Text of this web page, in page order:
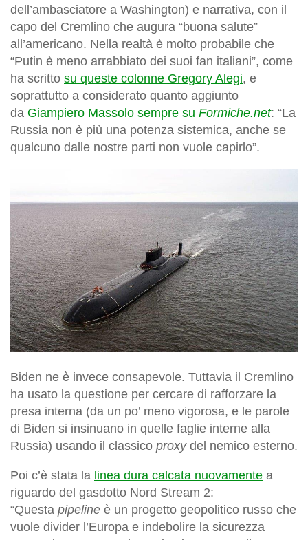
dell’ambasciatore a Washington) e narrativa, con il
capo del Cremlino che augura “buona salute”
all’americano. Nella realtà è molto probabile che
“Putin è meno arrabbiato dei suoi fan italiani”, come
ha scritto su queste colonne Gregory Alegi, e
soprattutto a considerato quanto aggiunto
da Giampiero Massolo sempre su Formiche.net: “La
Russia non è più una potenza sistemica, anche se
qualcuno dalle nostre parti non vuole capirlo”.
Biden ne è invece consapevole. Tuttavia il Cremlino
ha usato la questione per cercare di rafforzare la
presa interna (da un po’ meno vigorosa, e le parole
di Biden si insinuano in quelle faglie interne alla
Russia) usando il classico proxydel nemico esterno.
Poi c’è stata la linea dura calcata nuovamente a
riguardo del gasdotto Nord Stream 2:
“Questa pipeline è un progetto geopolitico russo che
vuole divider l’Europa e indebolire la sicurezza